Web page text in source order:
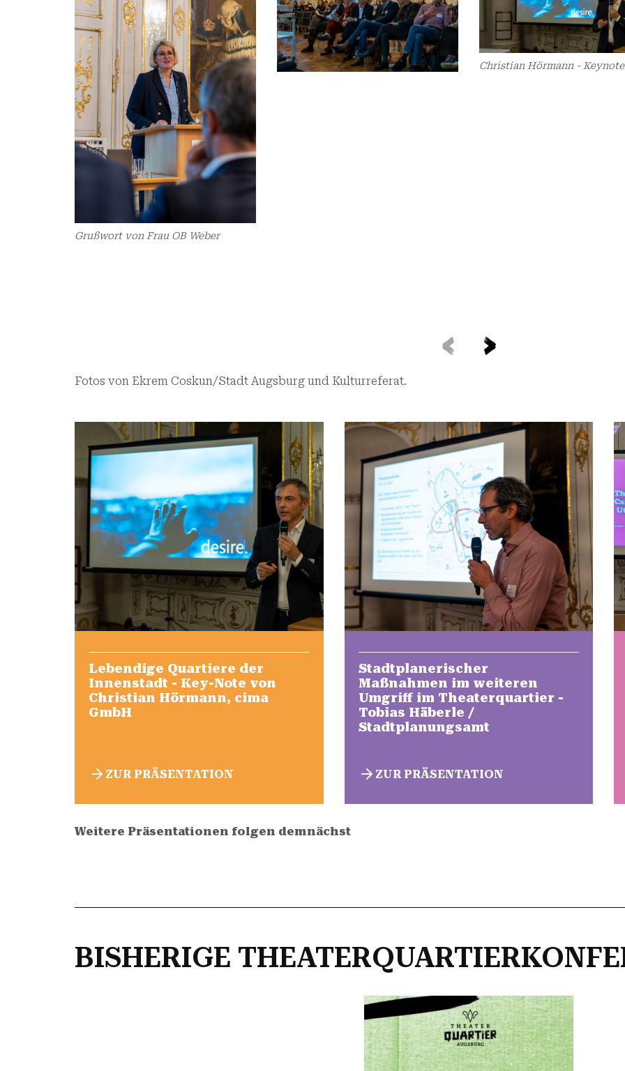
Grußwort von Frau OB Weber
Christian Hörmann - Keynote
Fotos von Ekrem Coskun/Stadt Augsburg und Kulturreferat.
Lebendige Quartiere der
Innenstadt - Key-Note von
Christian Hörmann, cima
GmbH
ZUR PRÄSENTATION
Stadtplanerischer
Maßnahmen im weiteren
Umgriff im Theaterquartier -
Tobias Häberle /
Stadtplanungsamt
ZUR PRÄSENTATION
Weitere Präsentationen folgen demnächst
BISHERIGE